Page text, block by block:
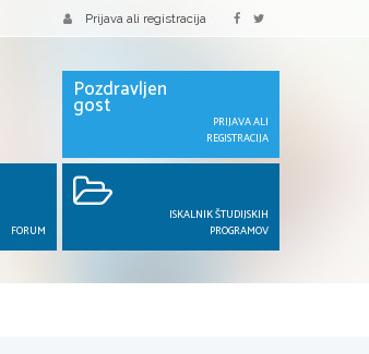
Prijava ali registracija
Pozdravljen
gost
PRIJAVA ALI
REGISTRACIJA
FORUM
ISKALNIK ŠTUDIJSKIH
PROGRAMOV